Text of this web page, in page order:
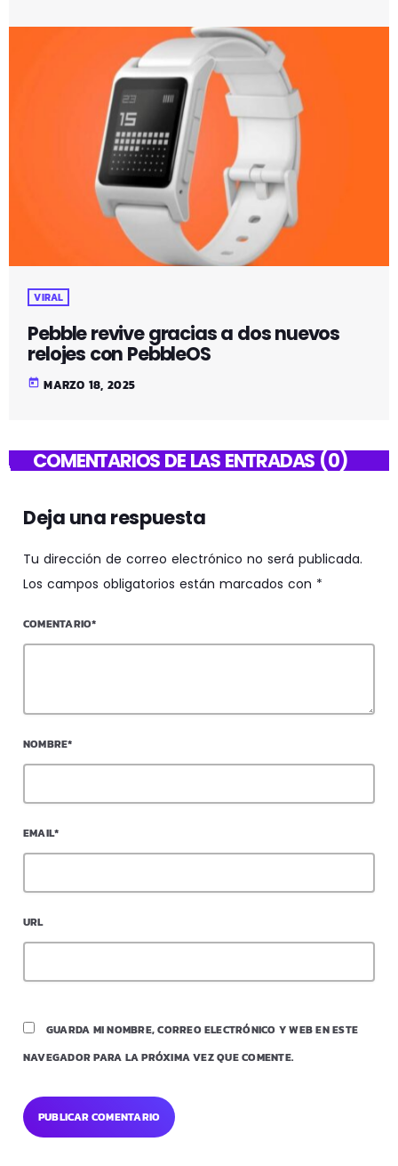
VIRAL
Pebble revive gracias a dos nuevos
relojes con PebbleOS
today MARZO 18, 2025
COMENTARIOS DE LAS ENTRADAS (0)
Deja una respuesta
Tu dirección de correo electrónico no será publicada.
Los campos obligatorios están marcados con *
COMENTARIO*
NOMBRE*
EMAIL*
URL
GUARDA MI NOMBRE, CORREO ELECTRÓNICO Y WEB EN ESTE
NAVEGADOR PARA LA PRÓXIMA VEZ QUE COMENTE.